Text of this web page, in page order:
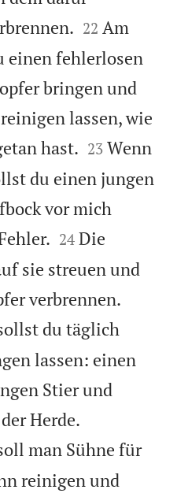


22 Am
einen fehlerlosen
bringen und
lassen, wie
hast. 

23 Wenn
du einen jungen
vor mich


24 Die
sie streuen und
verbrennen.
du täglich
lassen: einen
Stier und
Herde.
man Sühne für
reinigen und